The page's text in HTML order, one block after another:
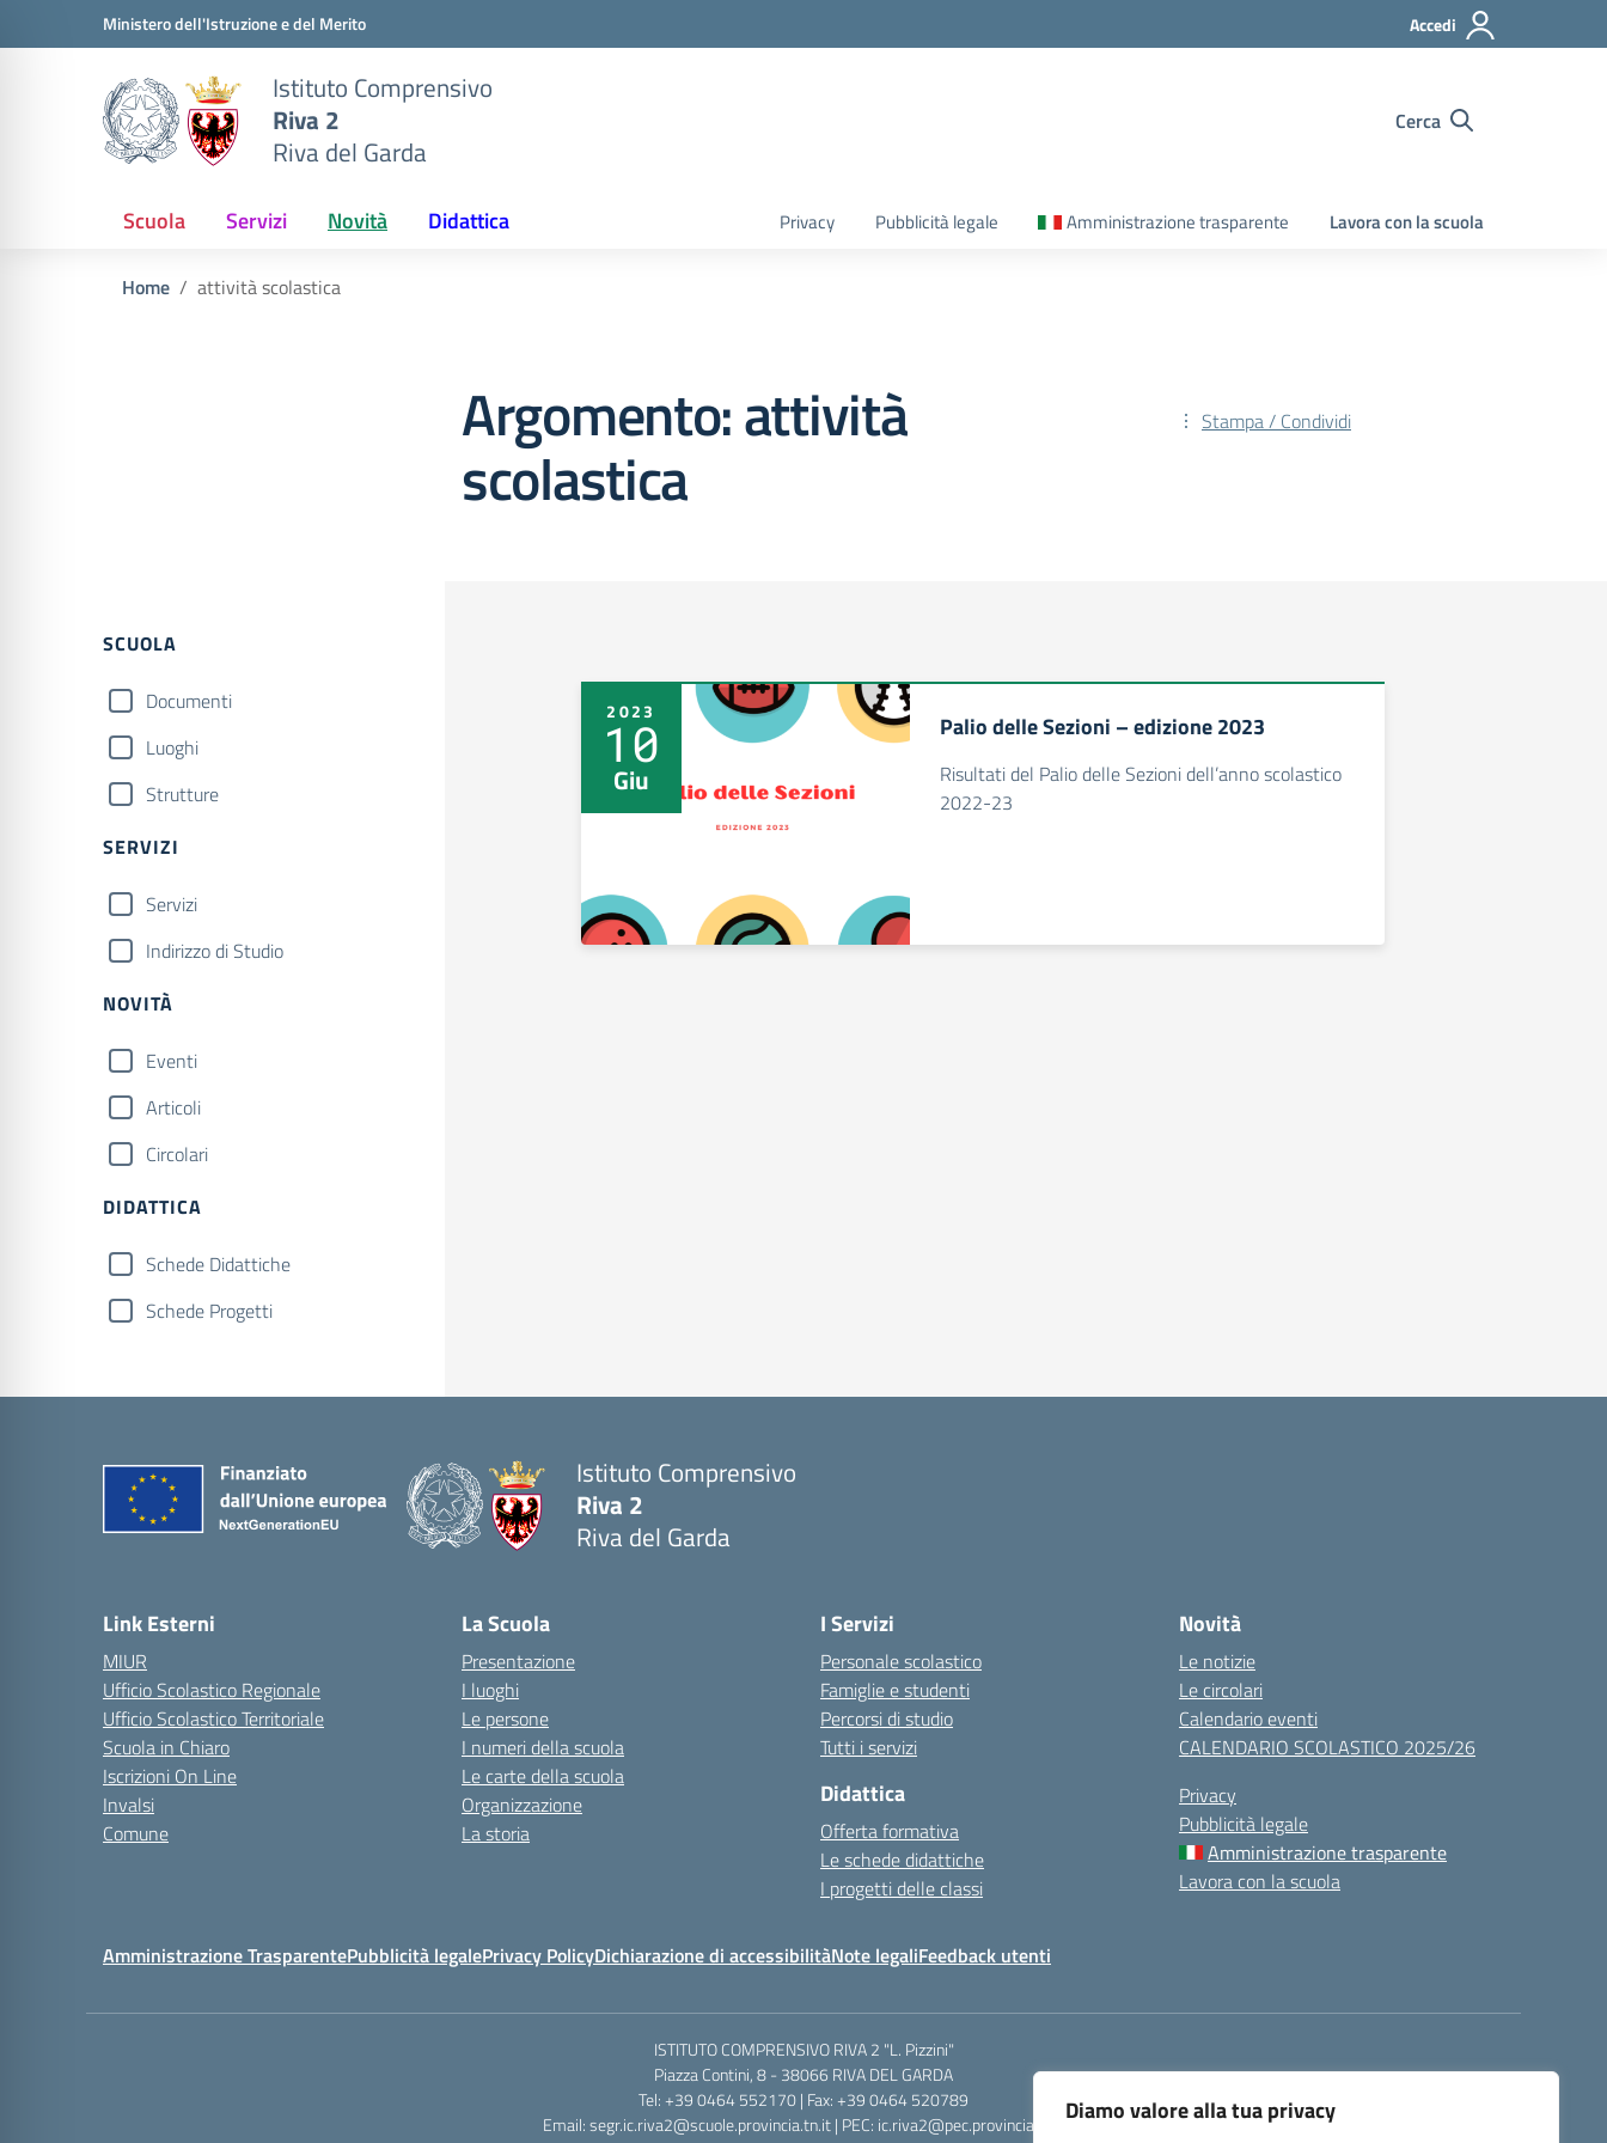
Diamo valore alla tua privacy
Vai ai contenuti
Vai al menu di navigazioneMinistero dell'Istruzione e del Merito Accedi
Istituto Comprensivo
Riva 2
Riva del Garda
Cerca
Scuola Servizi Novità Didattica Privacy Pubblicità legale Amministrazione trasparente Lavora con la scuola
Home attività scolastica
Argomento: attività
scolastica
Stampa / Condividi
SCUOLA
Documenti
Luoghi
Strutture
SERVIZI
Servizi
Indirizzo di Studio
NOVITÀ
Eventi
Articoli
Circolari
DIDATTICA
Schede Didattiche
Schede Progetti
2023
10
Giu
Palio delle Sezioni – edizione 2023
Risultati del Palio delle Sezioni dell’anno scolastico
2022-23
Istituto Comprensivo
Riva 2
Riva del Garda
Link Esterni
MIUR
Ufficio Scolastico Regionale
Ufficio Scolastico Territoriale
Scuola in Chiaro
Iscrizioni On Line
Invalsi
Comune
La Scuola
Presentazione
I luoghi
Le persone
I numeri della scuola
Le carte della scuola
Organizzazione
La storia
I Servizi
Personale scolastico
Famiglie e studenti
Percorsi di studio
Tutti i servizi
Didattica
Offerta formativa
Le schede didattiche
I progetti delle classi
Novità
Le notizie
Le circolari
Calendario eventi
CALENDARIO SCOLASTICO 2025/26
Privacy
Pubblicità legale
Amministrazione trasparente
Lavora con la scuola
Amministrazione TrasparentePubblicità legalePrivacy PolicyDichiarazione di accessibilitàNote legaliFeedback utenti
ISTITUTO COMPRENSIVO RIVA 2 "L. Pizzini"
Piazza Contini, 8 - 38066 RIVA DEL GARDA
Tel: +39 0464 552170 | Fax: +39 0464 520789
Email: segr.ic.riva2@scuole.provincia.tn.it | PEC: ic.riva2@pec.provincia.tn.it